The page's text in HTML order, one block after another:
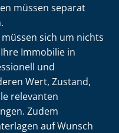
müssen separat
müssen sich um nichts
Immobilie in
und
Wert, Zustand,
relevanten
Zudem
auf Wunsch